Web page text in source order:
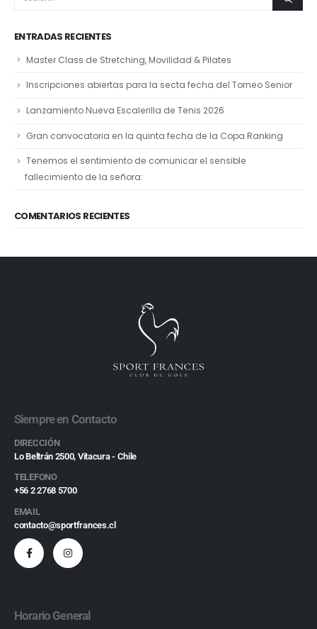
ENTRADAS RECIENTES
Master Class de Stretching, Movilidad & Pilates
Inscripciones abiertas para la secta fecha del Torneo Senior
Lanzamiento Nueva Escalerilla de Tenis 2026
Gran convocatoria en la quinta fecha de la Copa Ranking
Tenemos el sentimiento de comunicar el sensible
fallecimiento de la señora:
COMENTARIOS RECIENTES
Siempre en Contacto
DIRECCIÓN
Lo Beltrán 2500, Vitacura - Chile
TELEFONO
+56 2 2768 5700
EMAIL
contacto@sportfrances.cl
Horario General